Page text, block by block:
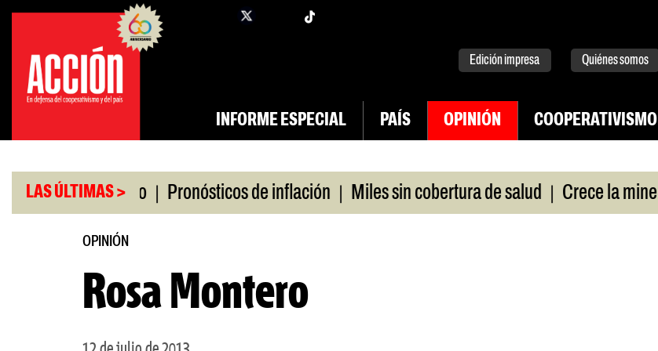
Saltar
contenido
facebook
Edición impresa Quiénes somos
INFORME ESPECIAL PAÍS OPINIÓN COOPERATIVISMO
LAS ÚLTIMAS >
universitario | Pronósticos de inflación | Miles sin cobertura de salud | Crece la minería |
OPINIÓN
Rosa Montero